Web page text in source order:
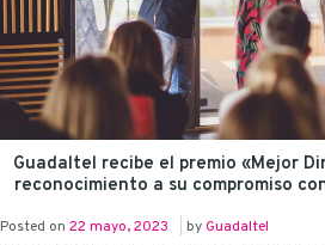
Guadaltel recibe el premio «Mejor
reconocimiento a su compromiso
Posted on 22 mayo, 2023 by Guadaltel